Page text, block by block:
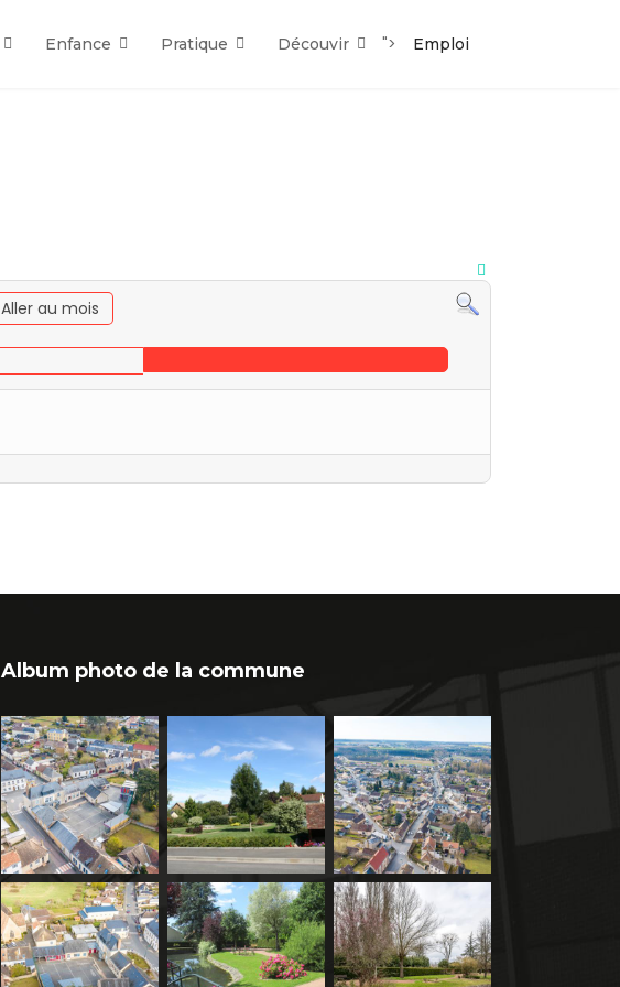
Enfance Pratique Découvir "> Emploi
Aller au mois
Album photo de la commune